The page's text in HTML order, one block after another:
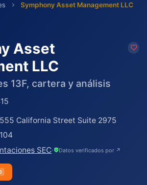
Symphony Asset Management LLC
Asset
LLC
13F, cartera y análisis
California Street Suite 2975
SEC· Datos verificados por ↗